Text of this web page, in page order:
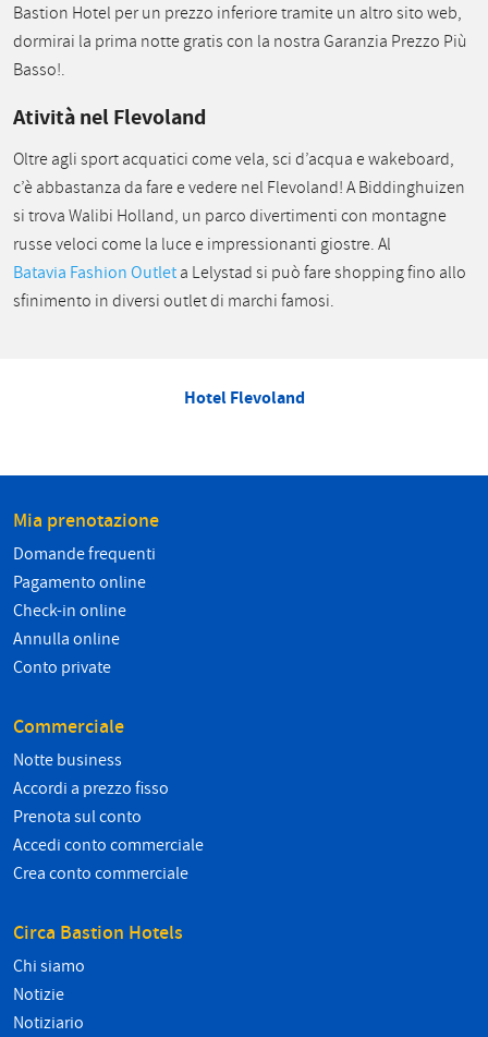
Bastion Hotel per un prezzo inferiore tramite un altro sito web,
dormirai la prima notte gratis con la nostra Garanzia Prezzo Più
Basso!.
Atività nel Flevoland
Oltre agli sport acquatici come vela, sci d’acqua e wakeboard,
c’è abbastanza da fare e vedere nel Flevoland! A Biddinghuizen
si trova Walibi Holland, un parco divertimenti con montagne
russe veloci come la luce e impressionanti giostre. Al
Batavia Fashion Outleta Lelystad si può fare shopping fino allo
sfinimento in diversi outlet di marchi famosi.
Hotel Flevoland
Mia prenotazione
Domande frequenti
Pagamento online
Check-in online
Annulla online
Conto private
Commerciale
Notte business
Accordi a prezzo fisso
Prenota sul conto
Accedi conto commerciale
Crea conto commerciale
Circa Bastion Hotels
Chi siamo
Notizie
Notiziario